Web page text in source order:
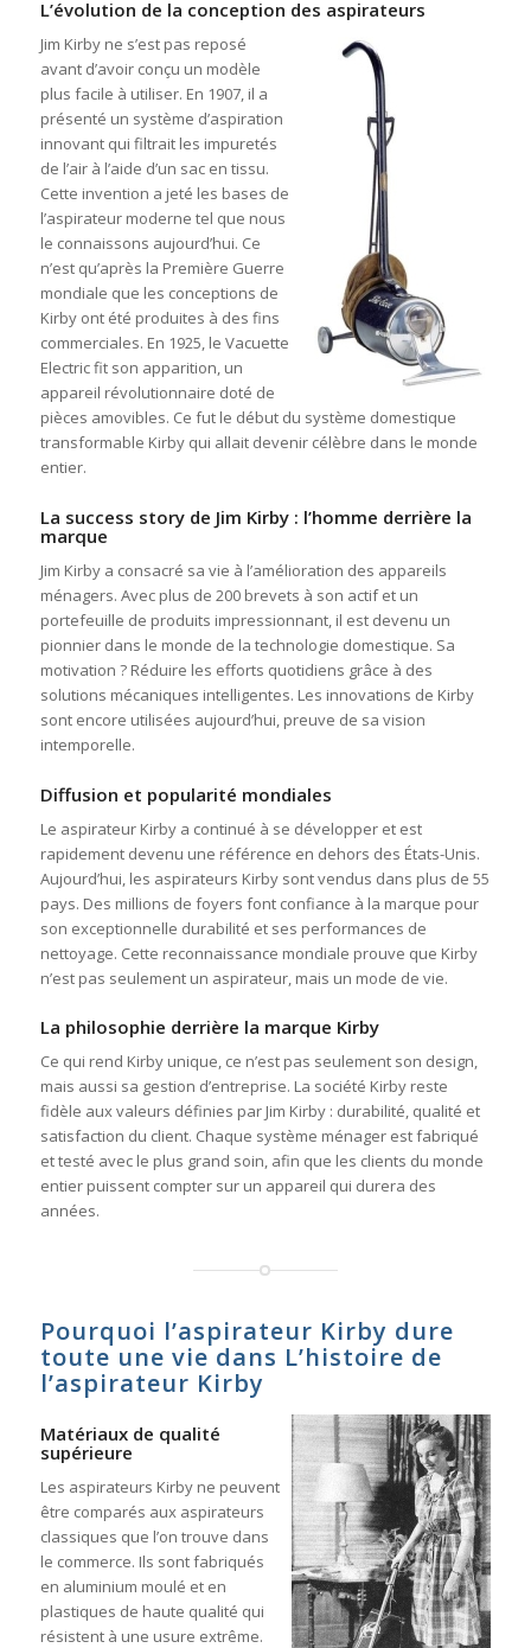
L’évolution de la conception des aspirateurs
Jim Kirby ne s’est pas reposé
avant d’avoir conçu un modèle
plus facile à utiliser. En 1907, il a
présenté un système d’aspiration
innovant qui filtrait les impuretés
de l’air à l’aide d’un sac en tissu.
Cette invention a jeté les bases de
l’aspirateur moderne tel que nous
le connaissons aujourd’hui. Ce
n’est qu’après la Première Guerre
mondiale que les conceptions de
Kirby ont été produites à des fins
commerciales. En 1925, le Vacuette
Electric fit son apparition, un
appareil révolutionnaire doté de
pièces amovibles. Ce fut le début du système domestique
transformable Kirby qui allait devenir célèbre dans le monde
entier.
La success story de Jim Kirby : l’homme derrière la
marque
Jim Kirby a consacré sa vie à l’amélioration des appareils
ménagers. Avec plus de 200 brevets à son actif et un
portefeuille de produits impressionnant, il est devenu un
pionnier dans le monde de la technologie domestique. Sa
motivation ? Réduire les efforts quotidiens grâce à des
solutions mécaniques intelligentes. Les innovations de Kirby
sont encore utilisées aujourd’hui, preuve de sa vision
intemporelle.
Diffusion et popularité mondiales
Le aspirateur Kirby a continué à se développer et est
rapidement devenu une référence en dehors des États-Unis.
Aujourd’hui, les aspirateurs Kirby sont vendus dans plus de 55
pays. Des millions de foyers font confiance à la marque pour
son exceptionnelle durabilité et ses performances de
nettoyage. Cette reconnaissance mondiale prouve que Kirby
n’est pas seulement un aspirateur, mais un mode de vie.
La philosophie derrière la marque Kirby
Ce qui rend Kirby unique, ce n’est pas seulement son design,
mais aussi sa gestion d’entreprise. La société Kirby reste
fidèle aux valeurs définies par Jim Kirby : durabilité, qualité et
satisfaction du client. Chaque système ménager est fabriqué
et testé avec le plus grand soin, afin que les clients du monde
entier puissent compter sur un appareil qui durera des
années.
Pourquoi l’aspirateur Kirby dure
toute une vie dans L’histoire de
l’aspirateur Kirby
Matériaux de qualité
supérieure
Les aspirateurs Kirby ne peuvent
être comparés aux aspirateurs
classiques que l’on trouve dans
le commerce. Ils sont fabriqués
en aluminium moulé et en
plastiques de haute qualité qui
résistent à une usure extrême.